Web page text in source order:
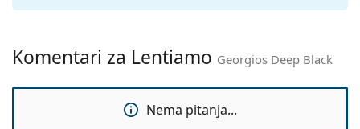
Kategorija:
Sunčane naočale
Marka:
Lentiamo
Moda
Komentari za Lentiamo Georgios Deep Black
Nema pitanja...